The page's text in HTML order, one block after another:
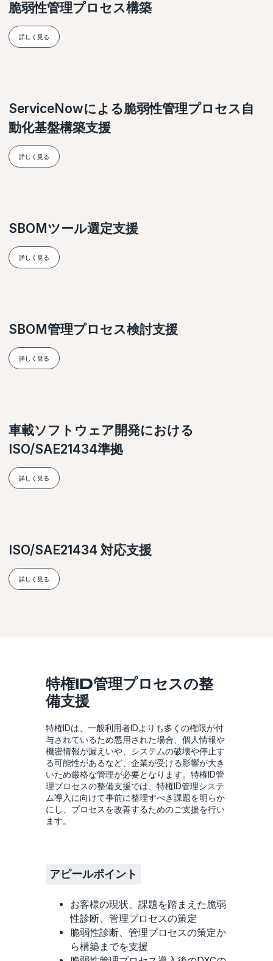
脆弱性管理プロセス構築
詳しく見る
ServiceNowによる脆弱性管理プロセス自
動化基盤構築支援
詳しく見る
SBOMツール選定支援
詳しく見る
SBOM管理プロセス検討支援
詳しく見る
車載ソフトウェア開発における
ISO/SAE21434準拠
詳しく見る
ISO/SAE21434 対応支援
詳しく見る
特権ID管理プロセスの整
備支援
特権IDは、一般利用者IDよりも多くの権限が付
与されているため悪用された場合、個人情報や
機密情報が漏えいや、システムの破壊や停止す
る可能性があるなど、企業が受ける影響が大き
いため厳格な管理が必要となります。特権ID管
理プロセスの整備支援では、特権ID管理システ
ム導入に向けて事前に整理すべき課題を明らか
にし、プロセスを改善するためのご支援を行い
ます。
アピールポイント
お客様の現状、課題を踏まえた脆弱
性診断、管理プロセスの策定
脆弱性診断、管理プロセスの策定か
ら構築までを支援